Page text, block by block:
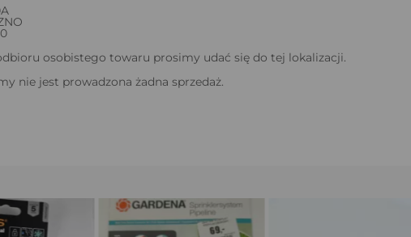
osobistego towaru prosimy udać się do tej lokalizacji.
nie jest prowadzona żadna sprzedaż.